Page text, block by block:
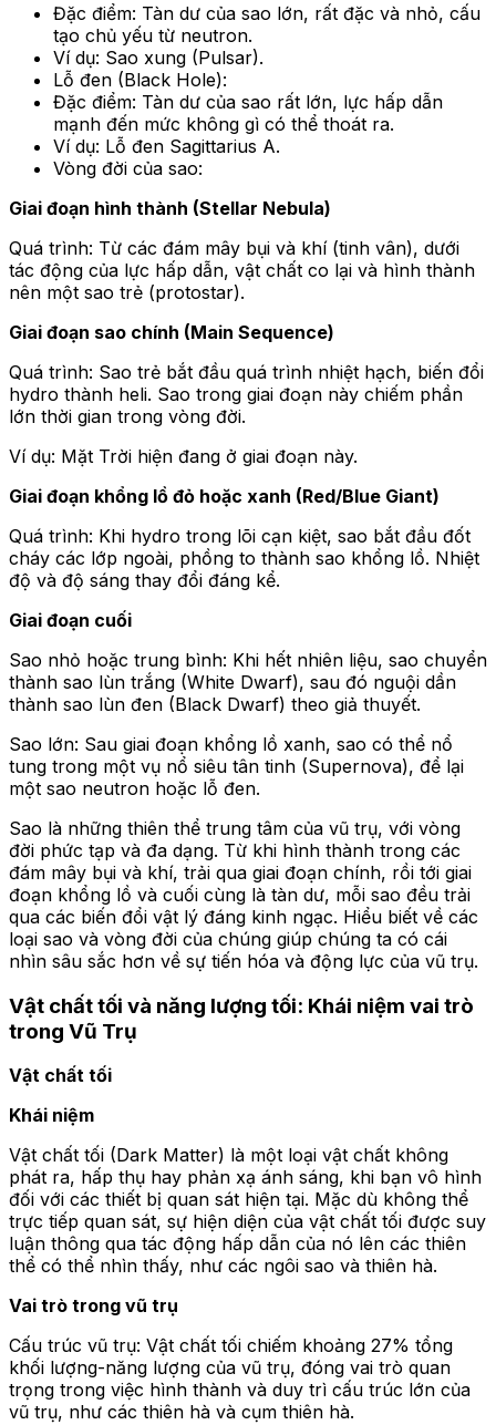
Đặc điểm: Tàn dư của sao lớn, rất đặc và nhỏ, cấu
tạo chủ yếu từ neutron.
Ví dụ: Sao xung (Pulsar).
Lỗ đen (Black Hole):
Đặc điểm: Tàn dư của sao rất lớn, lực hấp dẫn
mạnh đến mức không gì có thể thoát ra.
Ví dụ: Lỗ đen Sagittarius A.
Vòng đời của sao:
Giai đoạn hình thành (Stellar Nebula)
Quá trình: Từ các đám mây bụi và khí (tinh vân), dưới
tác động của lực hấp dẫn, vật chất co lại và hình thành
nên một sao trẻ (protostar).
Giai đoạn sao chính (Main Sequence)
Quá trình: Sao trẻ bắt đầu quá trình nhiệt hạch, biến đổi
hydro thành heli. Sao trong giai đoạn này chiếm phần
lớn thời gian trong vòng đời.
Ví dụ: Mặt Trời hiện đang ở giai đoạn này.
Giai đoạn khổng lồ đỏ hoặc xanh (Red/Blue Giant)
Quá trình: Khi hydro trong lõi cạn kiệt, sao bắt đầu đốt
cháy các lớp ngoài, phồng to thành sao khổng lồ. Nhiệt
độ và độ sáng thay đổi đáng kể.
Giai đoạn cuối
Sao nhỏ hoặc trung bình: Khi hết nhiên liệu, sao chuyển
thành sao lùn trắng (White Dwarf), sau đó nguội dần
thành sao lùn đen (Black Dwarf) theo giả thuyết.
Sao lớn: Sau giai đoạn khổng lồ xanh, sao có thể nổ
tung trong một vụ nổ siêu tân tinh (Supernova), để lại
một sao neutron hoặc lỗ đen.
Sao là những thiên thể trung tâm của vũ trụ, với vòng
đời phức tạp và đa dạng. Từ khi hình thành trong các
đám mây bụi và khí, trải qua giai đoạn chính, rồi tới giai
đoạn khổng lồ và cuối cùng là tàn dư, mỗi sao đều trải
qua các biến đổi vật lý đáng kinh ngạc. Hiểu biết về các
loại sao và vòng đời của chúng giúp chúng ta có cái
nhìn sâu sắc hơn về sự tiến hóa và động lực của vũ trụ.
Vật chất tối và năng lượng tối: Khái niệm vai trò
trong Vũ Trụ
Vật chất tối
Khái niệm
Vật chất tối (Dark Matter) là một loại vật chất không
phát ra, hấp thụ hay phản xạ ánh sáng, khi bạn vô hình
đối với các thiết bị quan sát hiện tại. Mặc dù không thể
trực tiếp quan sát, sự hiện diện của vật chất tối được suy
luận thông qua tác động hấp dẫn của nó lên các thiên
thể có thể nhìn thấy, như các ngôi sao và thiên hà.
Vai trò trong vũ trụ
Cấu trúc vũ trụ: Vật chất tối chiếm khoảng 27% tổng
khối lượng-năng lượng của vũ trụ, đóng vai trò quan
trọng trong việc hình thành và duy trì cấu trúc lớn của
vũ trụ, như các thiên hà và cụm thiên hà.